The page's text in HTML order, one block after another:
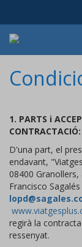
1. PARTS i
CONTRACTACIÓ:
D'una part, el
endavant,
08400
Francisco
regirà la
ressenyat.